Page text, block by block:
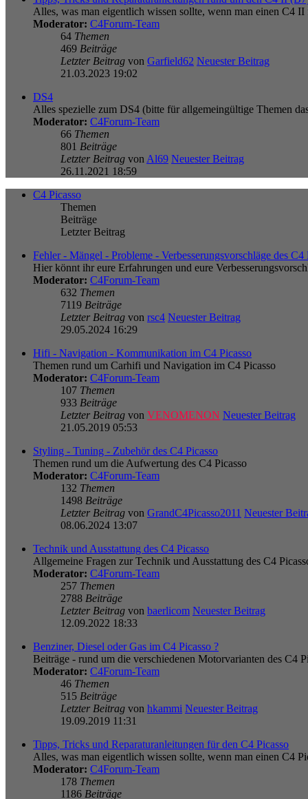
Alles, was man eigentlich wissen sollte, wenn man einen C4 II
Moderator: C4Forum-Team
64 Themen
469 Beiträge
Letzter Beitrag von Garfield62 Neuester Beitrag
21.03.2023 19:02
DS4
Alles spezielle zum DS4 (bitte für allgemeingültige Themen
Moderator: C4Forum-Team
66 Themen
801 Beiträge
Letzter Beitrag von Al69 Neuester Beitrag
26.11.2021 18:59
C4 Picasso
Themen
Beiträge
Letzter Beitrag
Fehler - Mängel - Probleme - Verbesserungsvorschläge des C4
Hier könnt ihr eure Erfahrungen und eure
Moderator: C4Forum-Team
632 Themen
7119 Beiträge
Letzter Beitrag von rsc4 Neuester Beitrag
29.05.2024 16:29
Hifi - Navigation - Kommunikation im C4 Picasso
Themen rund um Carhifi und Navigation im C4 Picasso
Moderator: C4Forum-Team
107 Themen
933 Beiträge
Letzter Beitrag von VENOMENON Neuester Beitrag
21.05.2019 05:53
Styling - Tuning - Zubehör des C4 Picasso
Themen rund um die Aufwertung des C4 Picasso
Moderator: C4Forum-Team
132 Themen
1498 Beiträge
Letzter Beitrag von GrandC4Picasso2011 Neuester
08.06.2024 13:07
Technik und Ausstattung des C4 Picasso
Allgemeine Fragen zur Technik und Ausstattung des C4
Moderator: C4Forum-Team
257 Themen
2788 Beiträge
Letzter Beitrag von baerlicom Neuester Beitrag
12.09.2022 18:33
Benziner, Diesel oder Gas im C4 Picasso ?
Beiträge - rund um die verschiedenen Motorvarianten des C4
Moderator: C4Forum-Team
46 Themen
515 Beiträge
Letzter Beitrag von hkammi Neuester Beitrag
19.09.2019 11:31
Tipps, Tricks und Reparaturanleitungen für den C4 Picasso
Alles, was man eigentlich wissen sollte, wenn man einen C4
Moderator: C4Forum-Team
178 Themen
1186 Beiträge